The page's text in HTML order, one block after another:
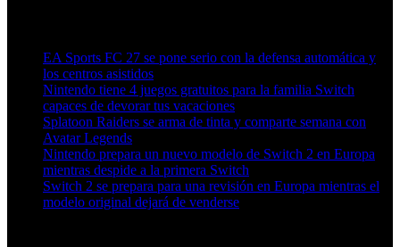
EA Sports FC 27 se pone serio con la defensa automática y
los centros asistidos
Nintendo tiene 4 juegos gratuitos para la familia Switch
capaces de devorar tus vacaciones
Splatoon Raiders se arma de tinta y comparte semana con
Avatar Legends
Nintendo prepara un nuevo modelo de Switch 2 en Europa
mientras despide a la primera Switch
Switch 2 se prepara para una revisión en Europa mientras el
modelo original dejará de venderse